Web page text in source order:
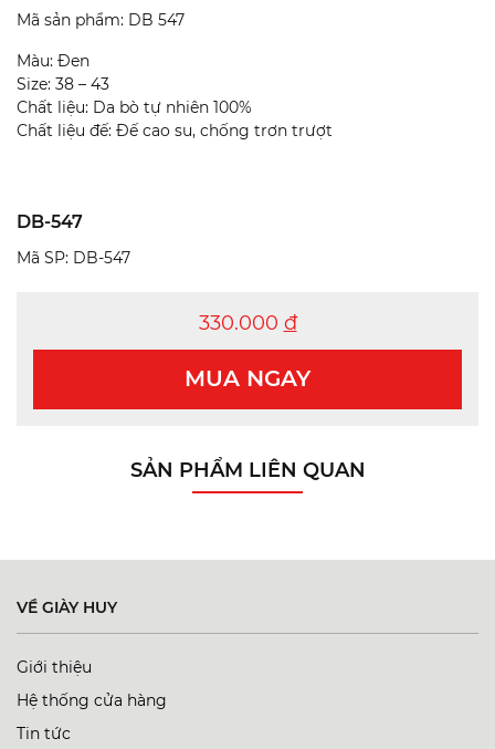
Mã sản phẩm: DB 547
Màu: Đen
Size: 38 – 43
Chất liệu: Da bò tự nhiên 100%
Chất liệu đế: Đế cao su, chống trơn trượt
DB-547
Mã SP: DB-547
330.000 đ
MUA NGAY
SẢN PHẨM LIÊN QUAN
VỀ GIÀY HUY
Giới thiệu
Hệ thống cửa hàng
Tin tức